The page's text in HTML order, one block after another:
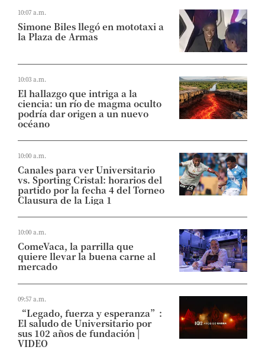
10:07 a.m.
Simone Biles llegó en mototaxi a
la Plaza de Armas
10:03 a.m.
El hallazgo que intriga a la
ciencia: un río de magma oculto
podría dar origen a un nuevo
océano
10:00 a.m.
Canales para ver Universitario
vs. Sporting Cristal: horarios del
partido por la fecha 4 del Torneo
Clausura de la Liga 1
10:00 a.m.
ComeVaca, la parrilla que
quiere llevar la buena carne al
mercado
09:57 a.m.
“Legado, fuerza y esperanza”:
El saludo de Universitario por
sus 102 años de fundación |
VIDEO